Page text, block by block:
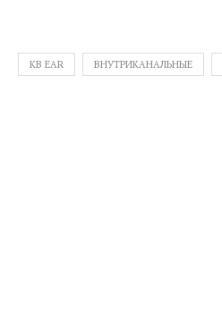
KB EAR ВНУТРИКАНАЛЬНЫЕ